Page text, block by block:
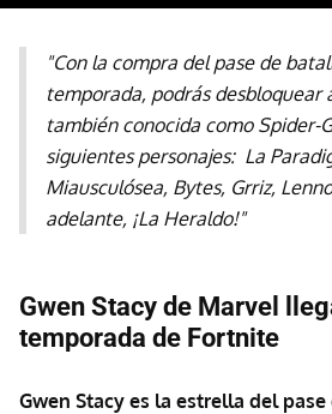
"Con la compra del pase de
temporada, podrás desbloquear
también conocida como Spider-
siguientes personajes: La
Miausculósea, Bytes, Grriz,
adelante, ¡La Heraldo!"
Gwen Stacy de Marvel
temporada de Fortnite
Gwen Stacy es la estrella del